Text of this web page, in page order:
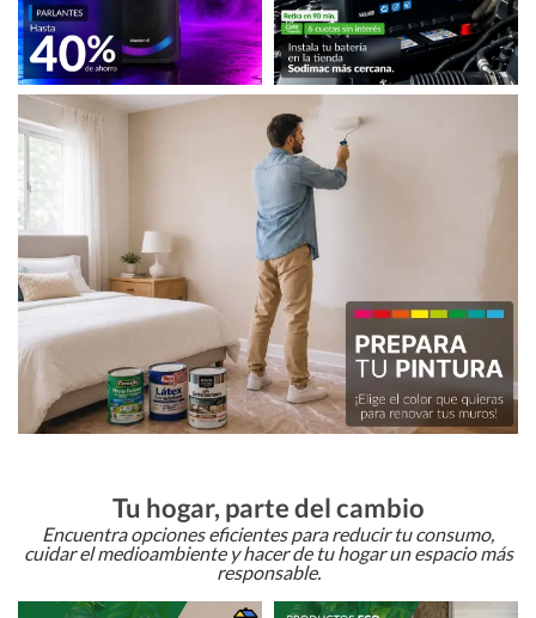
Tu hogar, parte del cambio
Encuentra opciones eficientes para reducir tu consumo,
cuidar el medioambiente y hacer de tu hogar un espacio más
responsable.